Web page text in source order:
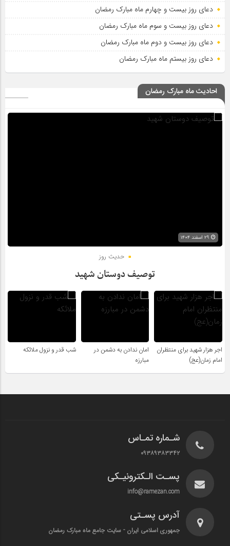
دعای روز بیست و چهارم ماه مبارک رمضان
دعای روز بیست و سوم ماه مبارک رمضان
دعای روز بیست و دوم ماه مبارک رمضان
دعای روز بیستم ماه مبارک رمضان
احادیث ماه مبارک رمضان
حدیث روز
توصیف دوستان شهید
اجر هزار شهید برای منتظران
امام زمان(عج)
امان ندادن به دشمن در
مبارزه
شب قدر و نزول ملائکه
شـماره تمـاس
۰۹۳۸۹۳۸۳۳۴۲
پسـت الـکترونیـکی
info@ramezan.com
آدرس پسـتی
جمهوری اسلامی ایران - سایت جامع ماه مبارک رمضان